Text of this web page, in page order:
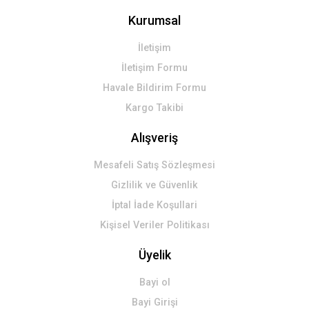
Kurumsal
İletişim
İletişim Formu
Havale Bildirim Formu
Kargo Takibi
Alışveriş
Mesafeli Satış Sözleşmesi
Gizlilik ve Güvenlik
İptal İade Koşullari
Kişisel Veriler Politikası
Üyelik
Bayi ol
Bayi Girişi